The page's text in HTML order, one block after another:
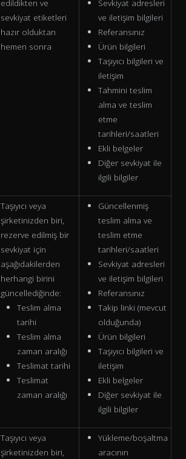
edildikten ve
sevkiyat etiketleri
hazır olduktan
hemen sonra
Sevkiyat adresleri
ve iletişim bilgileri
Referansınız
Ürün bilgileri
Taşıyıcı bilgileri ve
iletişim
Tahmini teslim
alma ve teslim
etme
tarihleri/saatleri
Ekli belgeler
Diğer sevkiyat ile
ilgili bilgiler
Taşıyıcı veya
şirketinizden biri,
rezerve edilmiş bir
sevkiyat için
aşağıdakilerden
herhangi birini
güncellediğinde:
Teslim alma
tarihi
Teslim alma
zaman aralığı
Teslimat tarihi
Teslimat
zaman aralığı
Güncellenmiş
teslim alma ve
teslim etme
tarihleri/saatleri
Sevkiyat adresleri
ve iletişim bilgileri
Referansınız
Takip linki (mevcut
olduğunda)
Ürün bilgileri
Taşıyıcı bilgileri ve
iletişim
Ekli belgeler
Diğer sevkiyat ile
ilgili bilgiler
Taşıyıcı veya
şirketinizden biri,
Yükleme/boşaltma
aracının